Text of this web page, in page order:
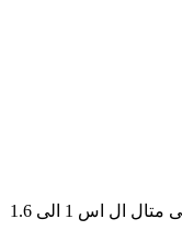
اولین کسی باشید که دیدگاهی می نویسد “بی متال ال اس 1 الی 1.6